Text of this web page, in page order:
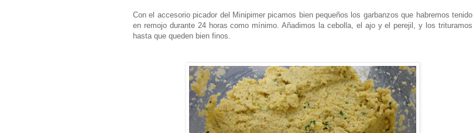
Con el accesorio picador del Minipimer picamos bien pequeños los garbanzos que habremos tenido
en remojo durante 24 horas como mínimo. Añadimos la cebolla, el ajo y el perejil, y los trituramos
hasta que queden bien finos.